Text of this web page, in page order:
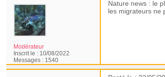
Modérateur
Inscrit le : 10/08/2022
Messages : 1540
Nature news : le
les migrateurs ne